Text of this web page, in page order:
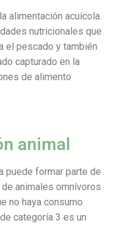
alimentación acuícola.
nutricionales que
el pescado y también
capturado en la
de alimento
animal
puede formar parte de
animales omnívoros
no haya consumo
categoría 3 es un